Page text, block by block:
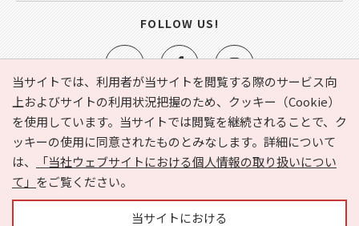
当サイトでは、利用者が当サイトを閲覧する際のサービス向
上およびサイトの利用状況把握のため、クッキー（Cookie）
を使用しています。当サイトでは閲覧を継続されることで、ク
ッキーの使用に同意されたものとみなします。詳細について
は、
「当社ウェブサイトにおける個人情報の取り扱いについ
て」 をご覧ください。
当サイトにおける
e-NAVITA（イーナビタ）とは？ お気に入り
ヘルプ
利用規約
個人情報の取り扱いについて
運営会社
サイトマップ
広告掲載に関するお問い合わせ
FOLLOW US!